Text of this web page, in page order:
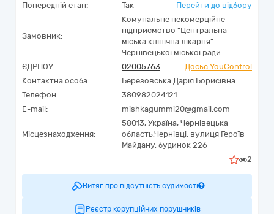
Попередній етап:
Так Перейти до відбору
Замовник:
Комунальне некомерційне
підприємство "Центральна
міська клінічна лікарня"
Чернівецької міської ради
ЄДРПОУ:
02005763
Досьє YouControl
Контактна особа:
Березовська Дарія Борисівна
Телефон:
380982024121
E-mail:
mishkagummi20@gmail.com
Місцезнаходження:
58013, Україна, Чернівецька
область,Чернівці, вулиця Героїв
Майдану, будинок 226
2
Витяг про відсутність судимості
Реєстр корупційних порушників